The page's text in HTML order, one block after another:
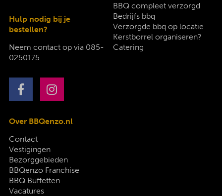
Hulp nodig bij je
bestellen?
Neem contact op via 085-
0250175
BBQ compleet verzorgd
Bedrijfs bbq
Verzorgde bbq op locatie
Kerstborrel organiseren?
Catering
Over BBQenzo.nl
Contact
Vestigingen
Bezorggebieden
BBQenzo Franchise
BBQ Buffetten
Vacatures